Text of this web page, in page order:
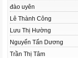
đào uyên
Lê Thành Công
Lưu Thị Hường
Nguyển Tấn Dương
Trần Thị Tâm